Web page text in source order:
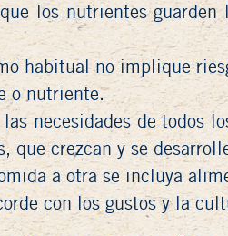
los nutrientes guarden
habitual no implique
o nutriente.
necesidades de todos
que crezcan y se
a otra se incluya
con los gustos y la